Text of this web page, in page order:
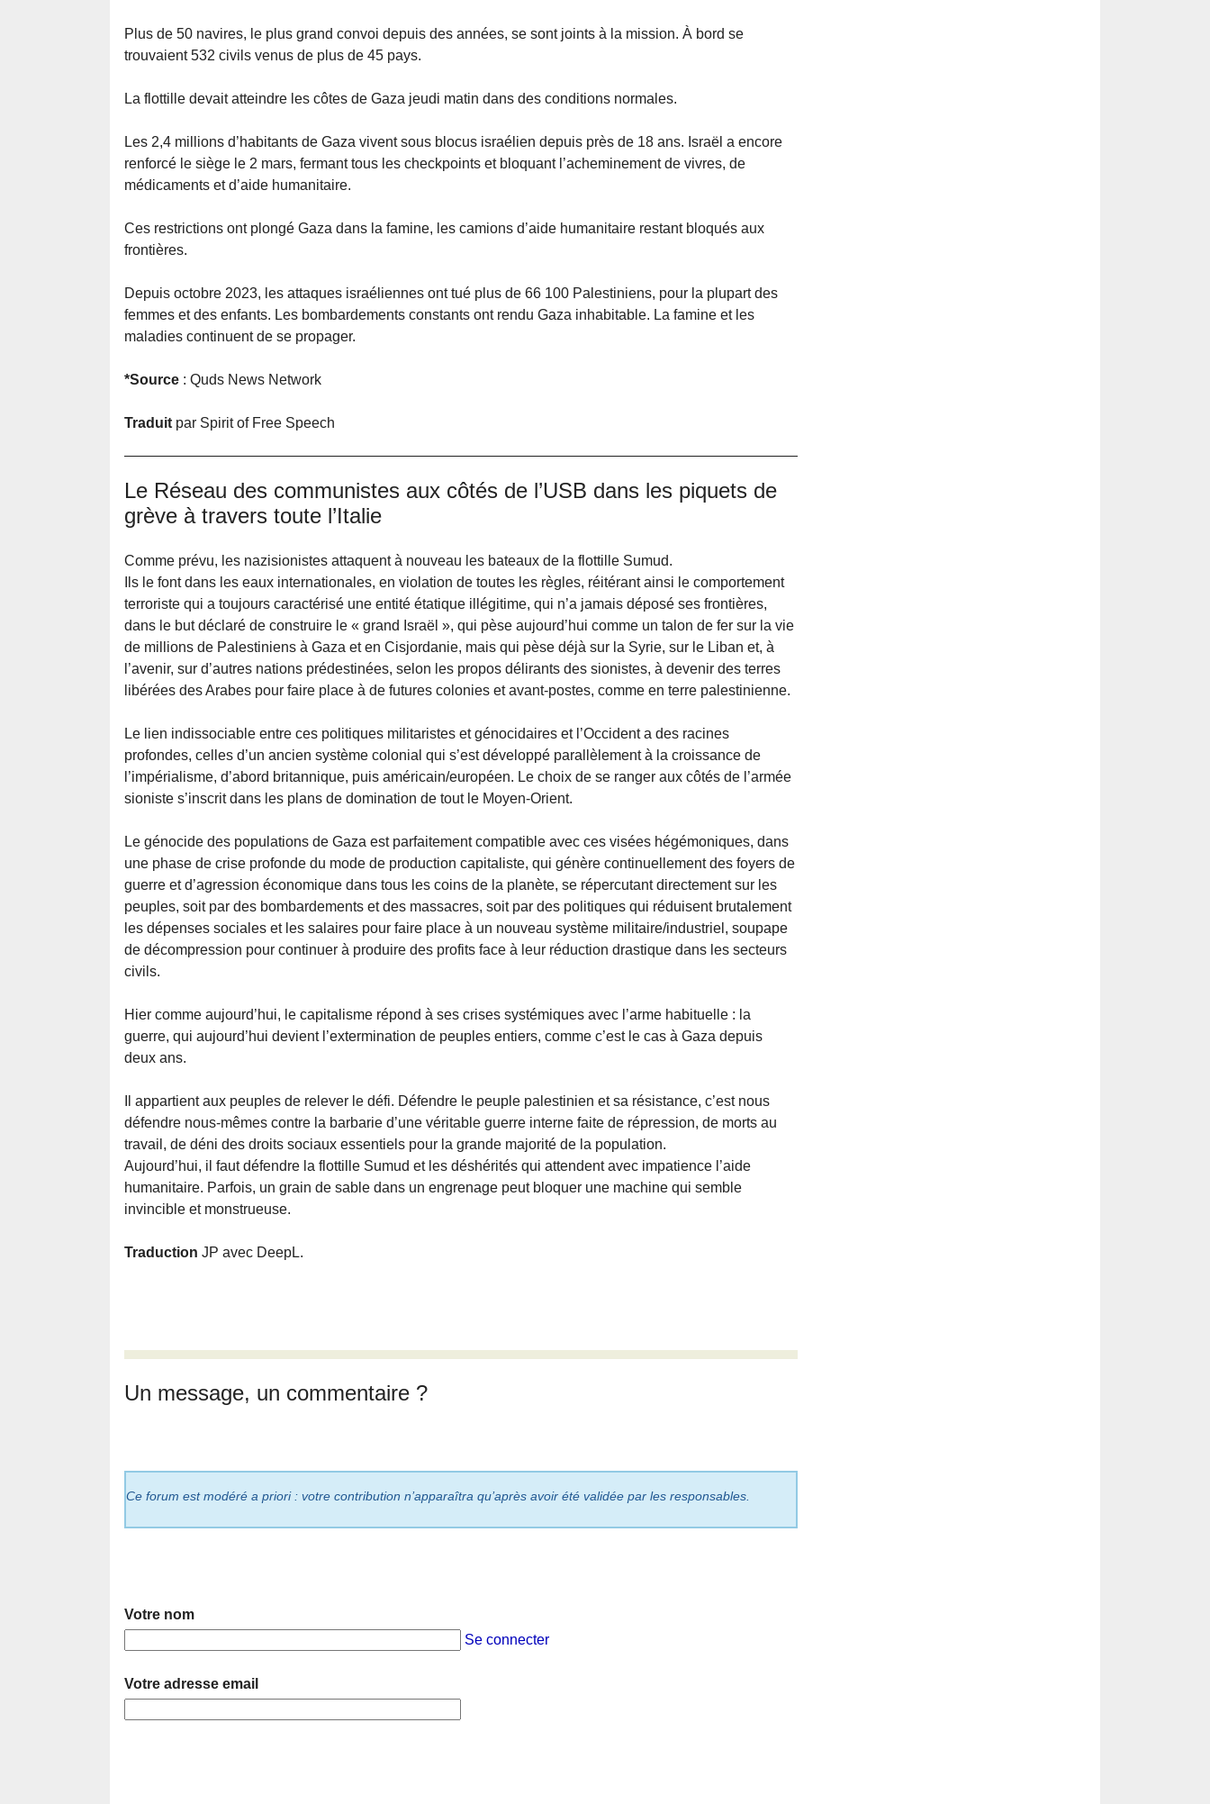
Plus de 50 navires, le plus grand convoi depuis des années, se sont joints à la mission. À bord se
trouvaient 532 civils venus de plus de 45 pays.
La flottille devait atteindre les côtes de Gaza jeudi matin dans des conditions normales.
Les 2,4 millions d’habitants de Gaza vivent sous blocus israélien depuis près de 18 ans. Israël a encore
renforcé le siège le 2 mars, fermant tous les checkpoints et bloquant l’acheminement de vivres, de
médicaments et d’aide humanitaire.
Ces restrictions ont plongé Gaza dans la famine, les camions d’aide humanitaire restant bloqués aux
frontières.
Depuis octobre 2023, les attaques israéliennes ont tué plus de 66 100 Palestiniens, pour la plupart des
femmes et des enfants. Les bombardements constants ont rendu Gaza inhabitable. La famine et les
maladies continuent de se propager.
*Source : Quds News Network
Traduit par Spirit of Free Speech
Le Réseau des communistes aux côtés de l’USB dans les piquets de
grève à travers toute l’Italie
Comme prévu, les nazisionistes attaquent à nouveau les bateaux de la flottille Sumud.
Ils le font dans les eaux internationales, en violation de toutes les règles, réitérant ainsi le comportement
terroriste qui a toujours caractérisé une entité étatique illégitime, qui n’a jamais déposé ses frontières,
dans le but déclaré de construire le « grand Israël », qui pèse aujourd’hui comme un talon de fer sur la vie
de millions de Palestiniens à Gaza et en Cisjordanie, mais qui pèse déjà sur la Syrie, sur le Liban et, à
l’avenir, sur d’autres nations prédestinées, selon les propos délirants des sionistes, à devenir des terres
libérées des Arabes pour faire place à de futures colonies et avant-postes, comme en terre palestinienne.
Le lien indissociable entre ces politiques militaristes et génocidaires et l’Occident a des racines
profondes, celles d’un ancien système colonial qui s’est développé parallèlement à la croissance de
l’impérialisme, d’abord britannique, puis américain/européen. Le choix de se ranger aux côtés de l’armée
sioniste s’inscrit dans les plans de domination de tout le Moyen-Orient.
Le génocide des populations de Gaza est parfaitement compatible avec ces visées hégémoniques, dans
une phase de crise profonde du mode de production capitaliste, qui génère continuellement des foyers de
guerre et d’agression économique dans tous les coins de la planète, se répercutant directement sur les
peuples, soit par des bombardements et des massacres, soit par des politiques qui réduisent brutalement
les dépenses sociales et les salaires pour faire place à un nouveau système militaire/industriel, soupape
de décompression pour continuer à produire des profits face à leur réduction drastique dans les secteurs
civils.
Hier comme aujourd’hui, le capitalisme répond à ses crises systémiques avec l’arme habituelle : la
guerre, qui aujourd’hui devient l’extermination de peuples entiers, comme c’est le cas à Gaza depuis
deux ans.
Il appartient aux peuples de relever le défi. Défendre le peuple palestinien et sa résistance, c’est nous
défendre nous-mêmes contre la barbarie d’une véritable guerre interne faite de répression, de morts au
travail, de déni des droits sociaux essentiels pour la grande majorité de la population.
Aujourd’hui, il faut défendre la flottille Sumud et les déshérités qui attendent avec impatience l’aide
humanitaire. Parfois, un grain de sable dans un engrenage peut bloquer une machine qui semble
invincible et monstrueuse.
Traduction JP avec DeepL.
Un message, un commentaire ?
Ce forum est modéré a priori : votre contribution n’apparaîtra qu’après avoir été validée par les responsables.
Votre nom
Se connecter
Votre adresse email